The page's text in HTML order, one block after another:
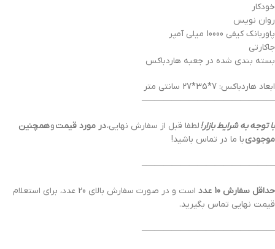
خودکار
روان نویس
پاوربانک کیفی 10000 میلی آمپر
جاکارتی
بسته بندی شده در جعبه هاردباکس
ابعاد هاردباکس: 7*35*27 سانتی متر
———————————————–
با توجه به شرایط بازار!لطفا قبل از سفارش نهایی،در مورد قیمتوهمچنین
موجودیبا ما در تماس باشید!
———————————————–
حداقل سفارش 10 عدد
است و در صورت سفارش بالای 20 عدد، برای استعلام
قیمت نهایی تماس بگیرید.
———————————————–